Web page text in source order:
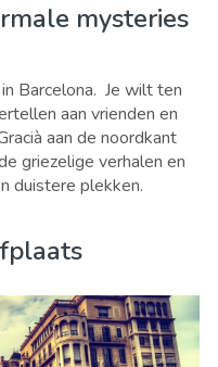
mysteries
Barcelona. Je wilt ten
aan vrienden en
aan de noordkant
griezelige verhalen en
duistere plekken.